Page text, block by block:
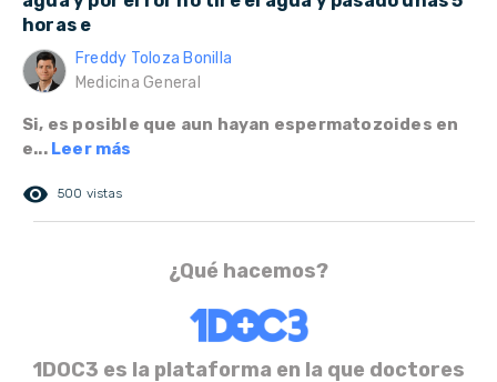
horas e
Freddy Toloza Bonilla
Medicina General
Si, es posible que aun hayan espermatozoides en
e... Leer más
remove_red_eye 500 vistas
¿Qué hacemos?
1DOC3 es la plataforma en la que doctores